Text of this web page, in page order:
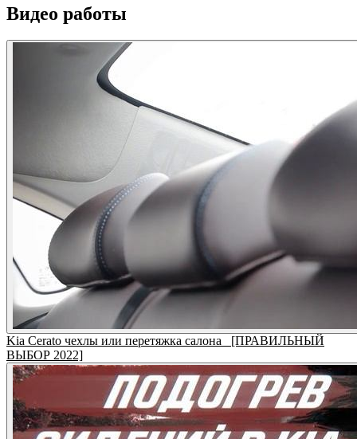
Видео работы
Kia Cerato чехлы или перетяжка салона_ [ПРАВИЛЬНЫЙ
ВЫБОР 2022]